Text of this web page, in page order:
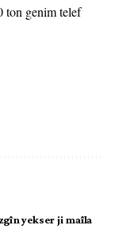
ton genim telef
yekser ji maîla